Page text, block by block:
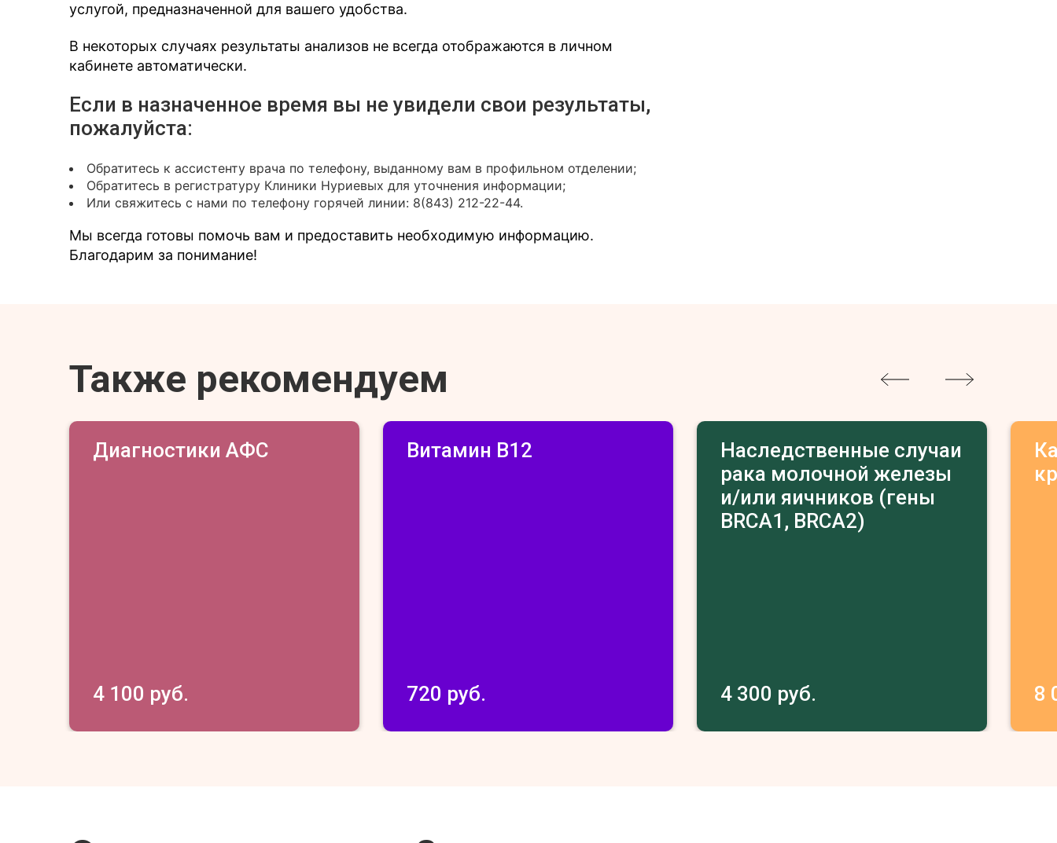
услугой, предназначенной для вашего удобства.
В некоторых случаях результаты анализов не всегда отображаются в личном
кабинете автоматически.
Если в назначенное время вы не увидели свои результаты,
пожалуйста:
Обратитесь к ассистенту врача по телефону, выданному вам в профильном отделении;
Обратитесь в регистратуру Клиники Нуриевых для уточнения информации;
Или свяжитесь с нами по телефону горячей линии: 8(843) 212-22-44.
Мы всегда готовы помочь вам и предоставить необходимую информацию.
Благодарим за понимание!
Также рекомендуем
Диагностики АФС
4 100 руб.
Витамин В12
720 руб.
Наследственные случаи
рака молочной железы
и/или яичников (гены
BRCA1, BRCA2)
4 300 руб. 8